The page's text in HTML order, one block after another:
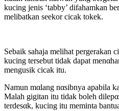
kucing jenis ‘tabby’ difahamkan
melibatkan seekor cicak tokek.
Sebaik sahaja melihat pergerakan
kucing tersebut tidak dapat
mengusik cicak itu.
Namun mαlang nαsibnya apabila
Malah gigitan itu tidak boleh
terdesαk, kucing itu meminta